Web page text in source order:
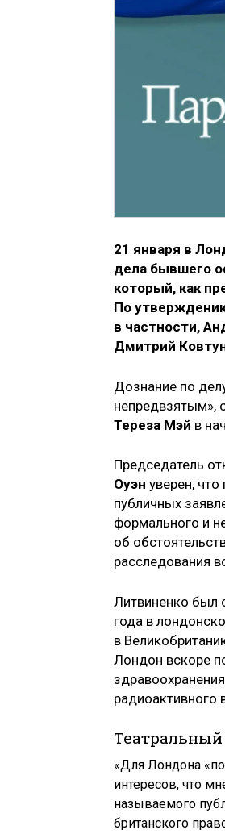
21 января в
дела бывшего
который, как
По
в частности,
Дмитрий
Дознание по
непредвзятым»,
Тереза Мэй в
Председатель
Оуэн уверен,
публичных
формального и
об
расследования
Литвиненко был
года в
в
Лондон вскоре
радиоактивного
«Для Лондона
интересов, что
называемого
британского